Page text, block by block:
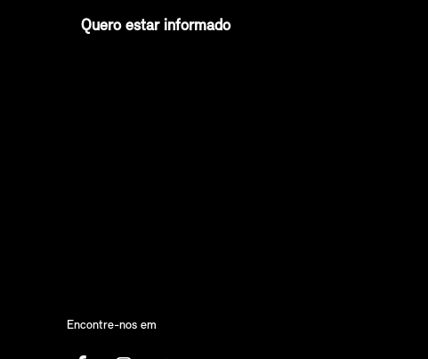
Quero estar informado
Encontre-nos em